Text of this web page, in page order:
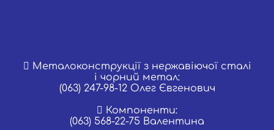
Металоконструкції з нержавіючої сталі
і чорний метал:
(063) 247-98-12 Олег Євгенович
Компоненти:
(063) 568-22-75 Валентина